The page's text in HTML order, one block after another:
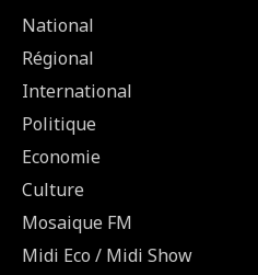
National
Régional
International
Politique
Economie
Culture
Mosaique FM
Midi Eco / Midi Show